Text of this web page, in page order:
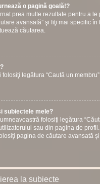
o pagină goală!?
prea multe rezultate pentru a le
avansată” şi fiţi mai specific în
căutarea.
legătura “Caută un
subiectele mele?
folosiţi legătura
sau din pagina de
pagina de căutare avansată
la subiecte